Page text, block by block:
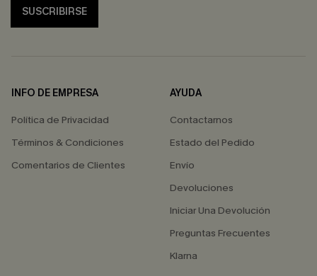
SUSCRIBIRSE
INFO DE EMPRESA
Política de Privacidad
Términos & Condiciones
Comentarios de Clientes
AYUDA
Contactarnos
Estado del Pedido
Envío
Devoluciones
Iniciar Una Devolución
Preguntas Frecuentes
Klarna